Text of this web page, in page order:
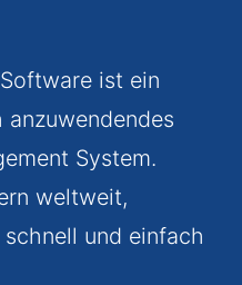
ist ein
System.
weltweit,
und einfach